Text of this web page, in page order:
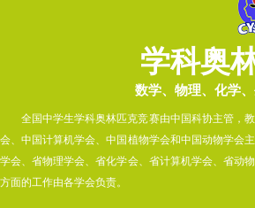
学科奥
数学、物理、化学
全国中学生学科奥林匹克竞赛由中国科协主管，
会、中国计算机学会、中国植物学会和中国动物学会
学会、省物理学会、省化学会、省计算机学会、省动
方面的工作由各学会负责。